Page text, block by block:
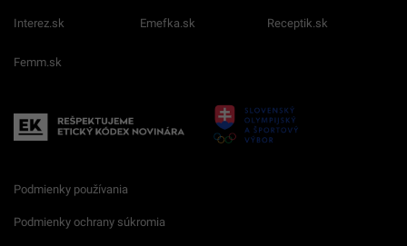
Interez.sk Emefka.sk Receptik.sk
Femm.sk
Podmienky používania
Podmienky ochrany súkromia